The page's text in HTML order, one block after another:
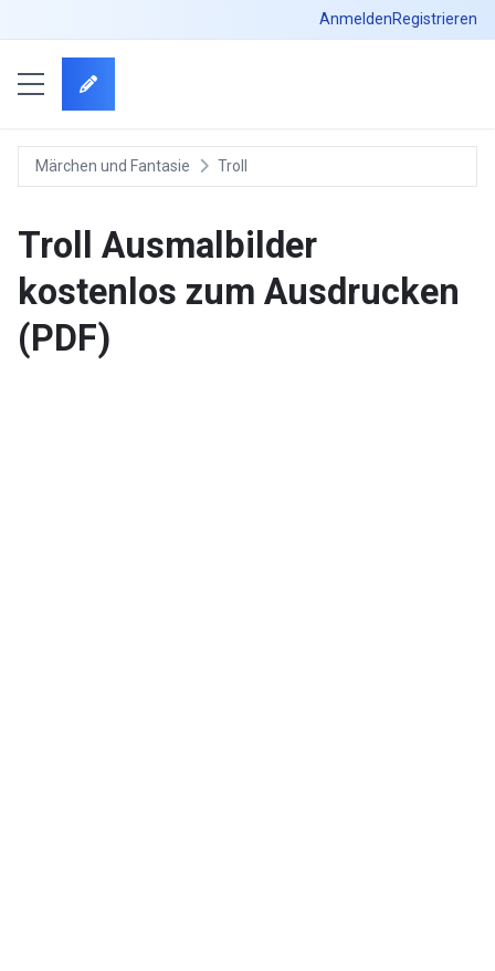
AnmeldenRegistrieren
Märchen und Fantasie Troll
Troll Ausmalbilder
kostenlos zum Ausdrucken
(PDF)